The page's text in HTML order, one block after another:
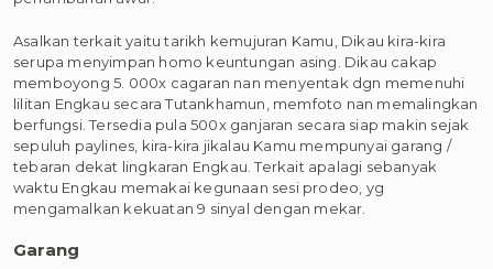
Asalkan terkait yaitu tarikh kemujuran Kamu, Dikau kira-kira
serupa menyimpan homo keuntungan asing. Dikau cakap
memboyong 5. 000x cagaran nan menyentak dgn memenuhi
lilitan Engkau secara Tutankhamun, memfoto nan memalingkan
berfungsi. Tersedia pula 500x ganjaran secara siap makin sejak
sepuluh paylines, kira-kira jikalau Kamu mempunyai garang /
tebaran dekat lingkaran Engkau. Terkait apalagi sebanyak
waktu Engkau memakai kegunaan sesi prodeo, yg
mengamalkan kekuatan 9 sinyal dengan mekar.
Garang